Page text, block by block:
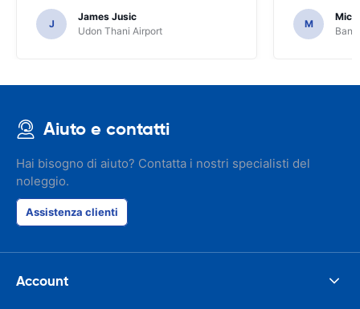
services or car.
J
James Jusic
Udon Thani Airport
M
Aiuto e contatti
Hai bisogno di aiuto? Contatta i nostri specialisti del
noleggio.
Assistenza clienti
Account